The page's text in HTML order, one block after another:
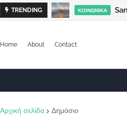
TRENDING ΚΟΙΝΩΝΙΚΆ
Home About Contact
Αρχική σελίδα Δημόσιο